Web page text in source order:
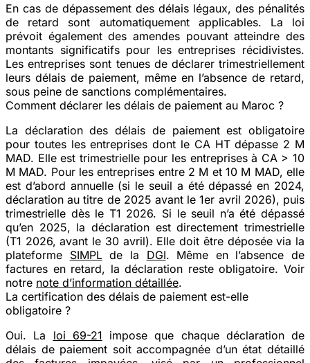
En cas de dépassement des délais légaux, des pénalités
de retard sont automatiquement applicables. La loi
prévoit également des amendes pouvant atteindre des
montants significatifs pour les entreprises récidivistes.
Les entreprises sont tenues de déclarer trimestriellement
leurs délais de paiement, même en l’absence de retard,
sous peine de sanctions complémentaires.
Comment déclarer les délais de paiement au Maroc ?
La déclaration des délais de paiement est obligatoire
pour toutes les entreprises dont le CA HT dépasse 2 M
MAD. Elle est trimestriellepour les entreprises à CA > 10
M MAD. Pour les entreprises entre 2 M et 10 M MAD, elle
est d’abord annuelle(si le seuil a été dépassé en 2024,
déclaration au titre de 2025 avant le 1er avril 2026), puis
trimestrielle dès le T1 2026. Si le seuil n’a été dépassé
qu’en 2025, la déclaration est directement trimestrielle
(T1 2026, avant le 30 avril). Elle doit être déposée via la
plateforme SIMPL de la DGI. Même en l’absence de
factures en retard, la déclaration reste obligatoire. Voir
notre note d’information détaillée.
La certification des délais de paiement est-elle
obligatoire ?
Oui. La loi 69-21 impose que chaque déclaration de
délais de paiement soit accompagnée d’un état détaillé